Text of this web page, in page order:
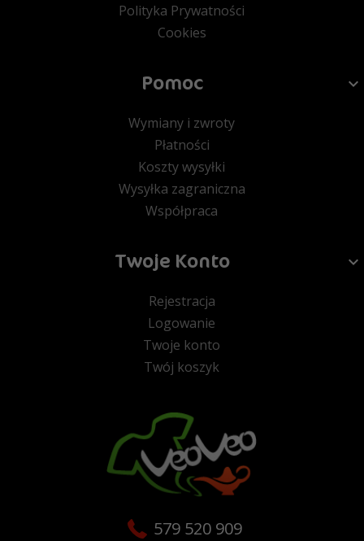
Polityka Prywatności
Cookies
Pomoc
Wymiany i zwroty
Płatności
Koszty wysyłki
Wysyłka zagraniczna
Współpraca
Twoje Konto
Rejestracja
Logowanie
Twoje konto
Twój koszyk
579 520 909